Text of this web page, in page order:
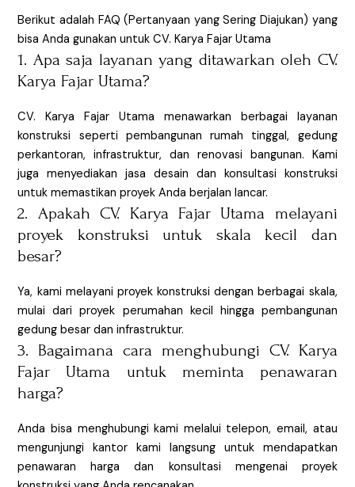
Berikut adalah FAQ (Pertanyaan yang Sering Diajukan) yang
bisa Anda gunakan untuk CV. Karya Fajar Utama
1. Apa saja layanan yang ditawarkan oleh CV.
Karya Fajar Utama?
CV. Karya Fajar Utama menawarkan berbagai layanan
konstruksi seperti pembangunan rumah tinggal, gedung
perkantoran, infrastruktur, dan renovasi bangunan. Kami
juga menyediakan jasa desain dan konsultasi konstruksi
untuk memastikan proyek Anda berjalan lancar.
2. Apakah CV. Karya Fajar Utama melayani
proyek konstruksi untuk skala kecil dan
besar?
Ya, kami melayani proyek konstruksi dengan berbagai skala,
mulai dari proyek perumahan kecil hingga pembangunan
gedung besar dan infrastruktur.
3. Bagaimana cara menghubungi CV. Karya
Fajar Utama untuk meminta penawaran
harga?
Anda bisa menghubungi kami melalui telepon, email, atau
mengunjungi kantor kami langsung untuk mendapatkan
penawaran harga dan konsultasi mengenai proyek